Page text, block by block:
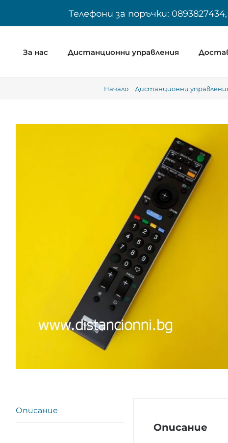
Телефони за поръчки:
За нас Дистанционни управления
Начало Дистанционни управления
Описание
Описание